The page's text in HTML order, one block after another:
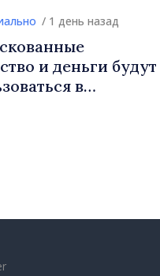
и
Ирландии Ферн
/ 1 день назад
и деньги будут
в